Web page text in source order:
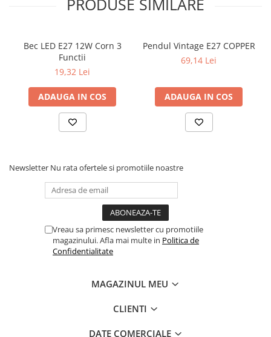
PRODUSE SIMILARE
Bec LED E27 12W Corn 3
Functii
19,32 Lei
ADAUGA IN COS
Pendul Vintage E27 COPPER
69,14 Lei
ADAUGA IN COS
Newsletter Nu rata ofertele si promotiile noastre
Vreau sa primesc newsletter cu promotiile
magazinului. Afla mai multe in Politica de
Confidentialitate
MAGAZINUL MEU
CLIENTI
DATE COMERCIALE